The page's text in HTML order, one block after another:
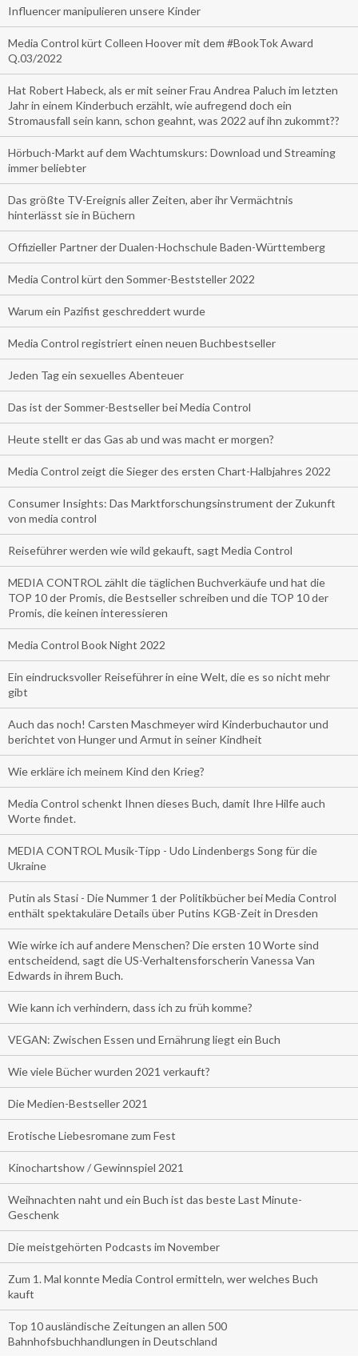
Influencer manipulieren unsere Kinder
Media Control kürt Colleen Hoover mit dem #BookTok Award
Q.03/2022
Hat Robert Habeck, als er mit seiner Frau Andrea Paluch im letzten
Jahr in einem Kinderbuch erzählt, wie aufregend doch ein
Stromausfall sein kann, schon geahnt, was 2022 auf ihn zukommt??
Hörbuch-Markt auf dem Wachtumskurs: Download und Streaming
immer beliebter
Das größte TV-Ereignis aller Zeiten, aber ihr Vermächtnis
hinterlässt sie in Büchern
Offizieller Partner der Dualen-Hochschule Baden-Württemberg
Media Control kürt den Sommer-Beststeller 2022
Warum ein Pazifist geschreddert wurde
Media Control registriert einen neuen Buchbestseller
Jeden Tag ein sexuelles Abenteuer
Das ist der Sommer-Bestseller bei Media Control
Heute stellt er das Gas ab und was macht er morgen?
Media Control zeigt die Sieger des ersten Chart-Halbjahres 2022
Consumer Insights: Das Marktforschungsinstrument der Zukunft
von media control
Reiseführer werden wie wild gekauft, sagt Media Control
MEDIA CONTROL zählt die täglichen Buchverkäufe und hat die
TOP 10 der Promis, die Bestseller schreiben und die TOP 10 der
Promis, die keinen interessieren
Media Control Book Night 2022
Ein eindrucksvoller Reiseführer in eine Welt, die es so nicht mehr
gibt
Auch das noch! Carsten Maschmeyer wird Kinderbuchautor und
berichtet von Hunger und Armut in seiner Kindheit
Wie erkläre ich meinem Kind den Krieg?
Media Control schenkt Ihnen dieses Buch, damit Ihre Hilfe auch
Worte findet.
MEDIA CONTROL Musik-Tipp - Udo Lindenbergs Song für die
Ukraine
Putin als Stasi - Die Nummer 1 der Politikbücher bei Media Control
enthält spektakuläre Details über Putins KGB-Zeit in Dresden
Wie wirke ich auf andere Menschen? Die ersten 10 Worte sind
entscheidend, sagt die US-Verhaltensforscherin Vanessa Van
Edwards in ihrem Buch.
Wie kann ich verhindern, dass ich zu früh komme?
VEGAN: Zwischen Essen und Ernährung liegt ein Buch
Wie viele Bücher wurden 2021 verkauft?
Die Medien-Bestseller 2021
Erotische Liebesromane zum Fest
Kinochartshow / Gewinnspiel 2021
Weihnachten naht und ein Buch ist das beste Last Minute-
Geschenk
Die meistgehörten Podcasts im November
Zum 1. Mal konnte Media Control ermitteln, wer welches Buch
kauft
Top 10 ausländische Zeitungen an allen 500
Bahnhofsbuchhandlungen in Deutschland